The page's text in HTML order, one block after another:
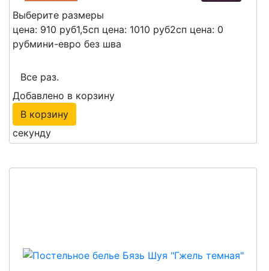
Выберите размеры
цена: 910 руб1,5сп цена: 1010 руб2сп цена: 0
рубмини-евро без шва
Все раз.
Добавлено в корзину
В корзину
секунду